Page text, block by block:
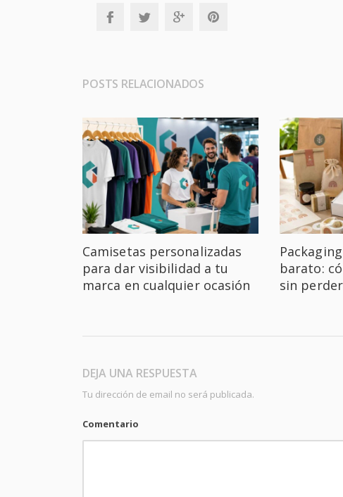
POSTS RELACIONADOS
Camisetas personalizadas
para dar visibilidad a tu
marca en cualquier ocasión
barato:
sin
DEJA UNA RESPUESTA
Tu dirección de email no será publicada.
Comentario